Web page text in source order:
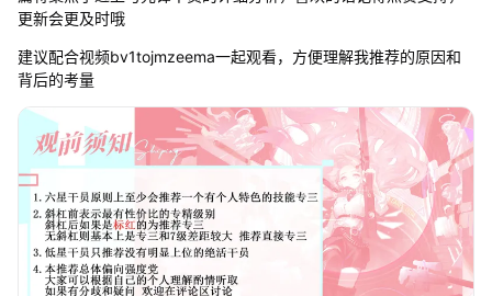
更新会更及时哦
建议配合视频bv1tojmzeema一起观看，方便理解我推荐的原因和
背后的考量